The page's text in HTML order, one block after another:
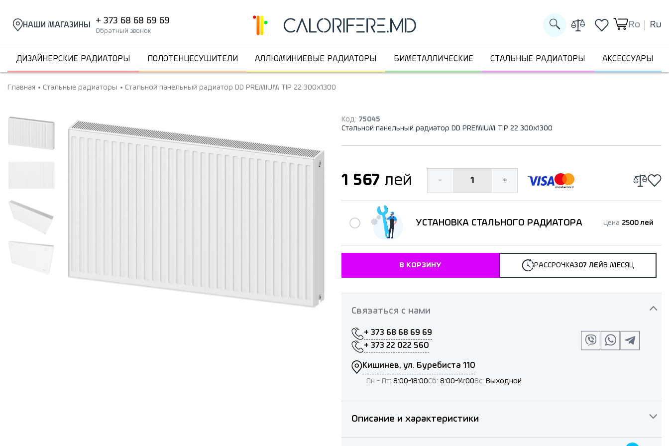
НАШИ МАГАЗИНЫ + 373 68 68 69 69
Обратный звонок
Ro Ru
ДИЗАЙНЕРСКИЕ РАДИАТОРЫ ПОЛОТЕНЦЕСУШИТЕЛИ АЛЛЮМИНИЕВЫЕ РАДИАТОРЫ БИМЕТАЛЛИЧЕСКИЕ СТАЛЬНЫЕ РАДИАТОРЫ АКСЕССУАРЫ
Главная Стальные радиаторы Стальной панельный радиатор DD PREMIUM TIP 22 300x1300
Код: 75045
Стальной панельный радиатор DD PREMIUM TIP 22 300x1300
1 567 лей - 1 +
УСТАНОВКА СТАЛЬНОГО РАДИАТОРА Цена 2500 лей
В КОРЗИНУ РАССРОЧКА307 ЛЕЙВ МЕСЯЦ
Связаться с нами
+ 373 68 68 69 69
+ 373 22 022 560
Кишинев, ул. Буребиста 110
Пн - Пт: 8:00-18:00Сб: 8:00-14:00Вс: Выходной
Описание и характеристики